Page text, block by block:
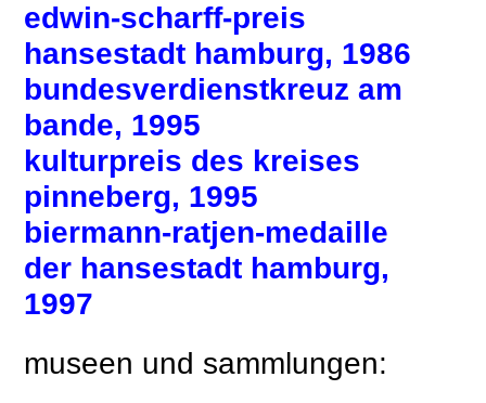
edwin-scharff-preis
hansestadt hamburg, 1986
bundesverdienstkreuz am
bande, 1995
kulturpreis des kreises
pinneberg, 1995
biermann-ratjen-medaille
der hansestadt hamburg,
1997
museen und sammlungen: